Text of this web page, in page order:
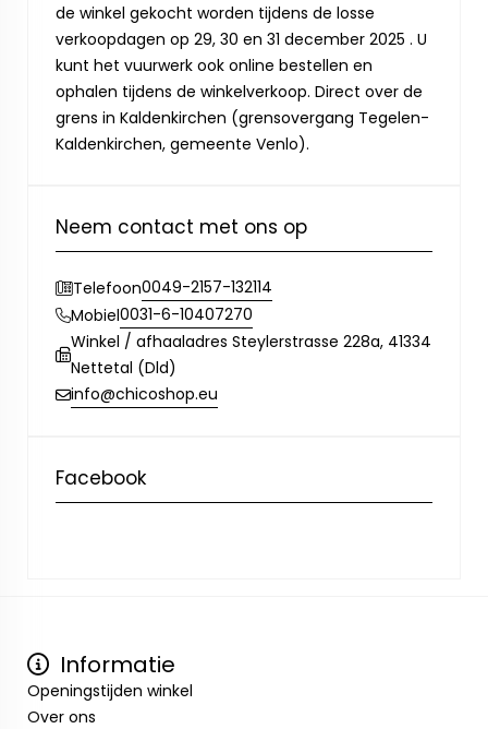
de winkel gekocht worden tijdens de losse
verkoopdagen op 29, 30 en 31 december 2025 . U
kunt het vuurwerk ook online bestellen en
ophalen tijdens de winkelverkoop. Direct over de
grens in Kaldenkirchen (grensovergang Tegelen-
Kaldenkirchen, gemeente Venlo).
Neem contact met ons op
Telefoon0049-2157-132114
Mobiel0031-6-10407270
Winkel / afhaaladres Steylerstrasse 228a, 41334
Nettetal (Dld)
info@chicoshop.eu
Facebook
Informatie
Openingstijden winkel
Over ons